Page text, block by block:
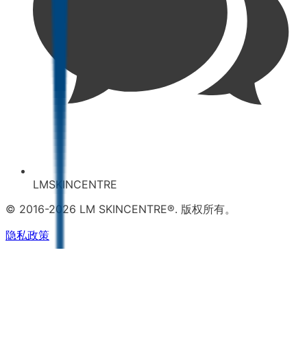
LMSKINCENTRE
© 2016-2026 LM SKINCENTRE®. 版权所有。
隐私政策